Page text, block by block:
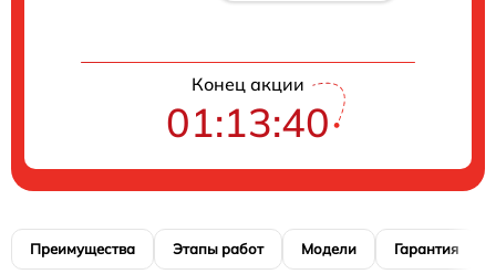
Конец акции
01:13:39
Преимущества Этапы работ Модели Гарантия